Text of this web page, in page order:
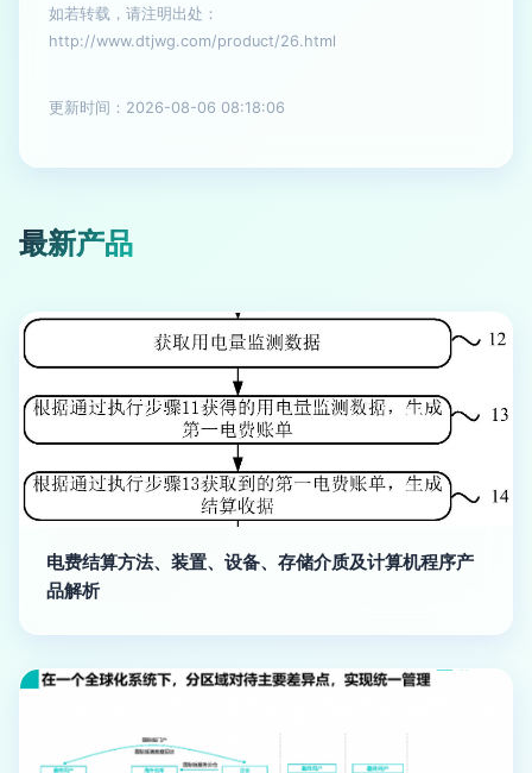
如若转载，请注明出处：
http://www.dtjwg.com/product/26.html
更新时间：2026-08-06 08:18:06
最新产品
电费结算方法、装置、设备、存储介质及计算机程序产
品解析